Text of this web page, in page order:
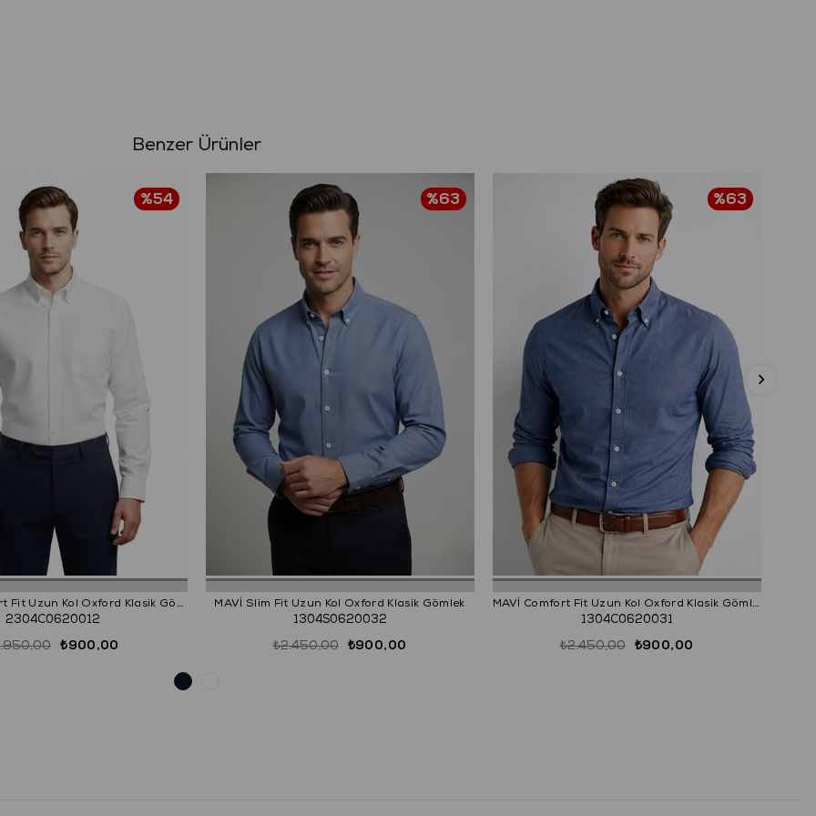
Benzer Ürünler
BEYAZ Comfort Fit Uzun Kol Oxford Klasik Gömlek
2304C0620012
₺900,00
%54
MAVİ Slim Fit Uzun Kol Oxford Klasik Gömlek
1304S0620032
₺900,00
₺2.450,00
%63
MAVİ Comfort Fit Uzun Kol Oxford Klasik Gömlek
1304C0620031
₺900,00
₺2.450,00
%63